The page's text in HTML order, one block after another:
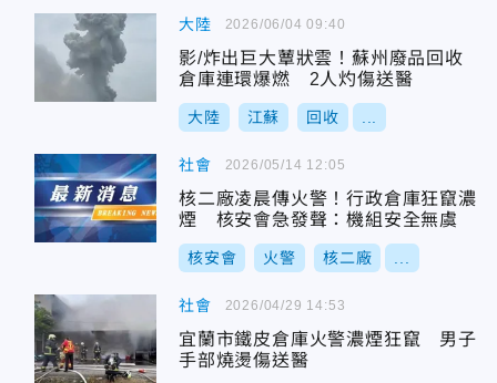
大陸
影/炸出巨大蕈狀雲！蘇州廢品回收
倉庫連環爆燃 2人灼傷送醫
大陸 江蘇 回收
2026/06/04 09:40
社會
核二廠凌晨傳火警！行政倉庫狂竄濃
煙 核安會急發聲：機組安全無虞
核安會 火警 核二廠
2026/05/14 12:05
社會
宜蘭市鐵皮倉庫火警濃煙狂竄 男子
手部燒燙傷送醫
2026/04/29 14:53